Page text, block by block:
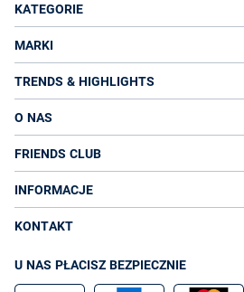
KATEGORIE
MARKI
TRENDS & HIGHLIGHTS
O NAS
FRIENDS CLUB
INFORMACJE
KONTAKT
U NAS PŁACISZ BEZPIECZNIE